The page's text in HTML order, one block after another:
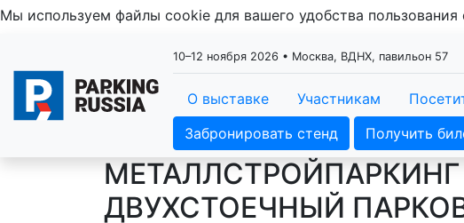
Мы используем файлы cookie для вашего удобства
10–12 ноября 2026 • Москва, ВДНХ, павильон 57
О выставке Участникам
Забронировать стенд
Получить
ДВУХСТОЕЧНЫЙ